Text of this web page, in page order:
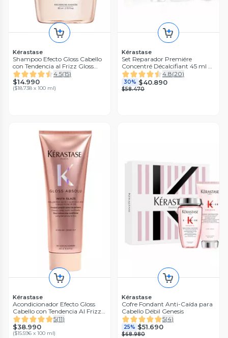
Kérastase
Shampoo Efecto Gloss Cabello
con Tendencia al Frizz Gloss
Absolu Bain Hydra-Glaze 80ml
4.5(15)
$14.990
($18.738 x 100 ml)
Kérastase
Set Reparador Premiére
Concentré Décalcifiant 45 ml +
Shampoo 80 ml + Máscara 75
ml
4.8(20)
30% $40.890
$58.470
Kérastase
Acondicionador Efecto Gloss
Cabello con Tendencia Al Frizz
Gloss Absolu Insta Glaze 250ml
5(11)
$38.990
($15.596 x 100 ml)
Kérastase
Cofre Fondant Anti-Caída para
Cabello Débil Genesis
5(4)
25% $51.690
$68.980